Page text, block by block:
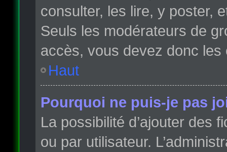
consulter, les lire, y poster,
Seuls les modérateurs de
accès, vous devez donc les
Haut
Pourquoi ne puis-je pas
La possibilité d’ajouter des
ou par utilisateur.